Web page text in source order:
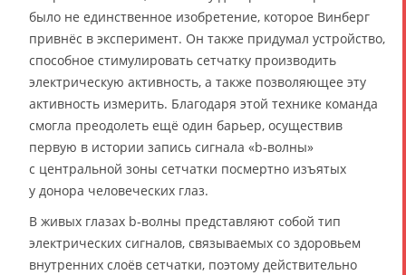
было не единственное изобретение, которое Винберг
привнёс в эксперимент. Он также придумал устройство,
способное стимулировать сетчатку производить
электрическую активность, а также позволяющее эту
активность измерить. Благодаря этой технике команда
смогла преодолеть ещё один барьер, осуществив
первую в истории запись сигнала «b-волны»
с центральной зоны сетчатки посмертно изъятых
у донора человеческих глаз.
В живых глазах b-волны представляют собой тип
электрических сигналов, связываемых со здоровьем
внутренних слоёв сетчатки, поэтому действительно